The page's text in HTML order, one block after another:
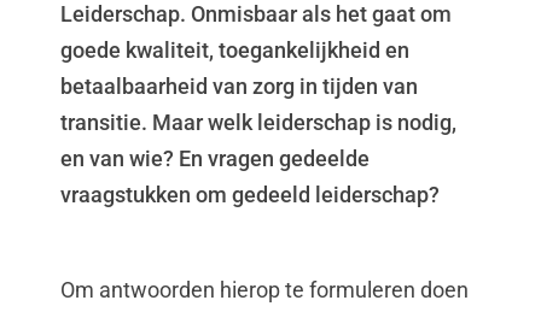
Leiderschap. Onmisbaar als het gaat om
goede kwaliteit, toegankelijkheid en
betaalbaarheid van zorg in tijden van
transitie. Maar welk leiderschap is nodig,
en van wie? En vragen gedeelde
vraagstukken om gedeeld leiderschap?
Om antwoorden hierop te formuleren doen